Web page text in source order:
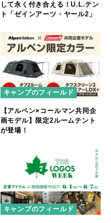
して永く付き合える！U.L.テン
ト「ゼインアーツ・ヤール2」
キャンプのフィールド
【アルペン×コールマン共同企
画モデル】限定2ルームテント
が登場！
キャンプのフィールド